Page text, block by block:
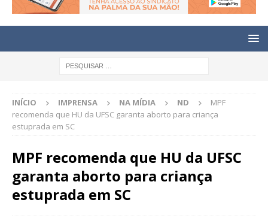
INÍCIO IMPRENSA NA MÍDIA ND
MPF
recomenda que HU da UFSC garanta aborto para criança
estuprada em SC
MPF recomenda que HU da UFSC
garanta aborto para criança
estuprada em SC